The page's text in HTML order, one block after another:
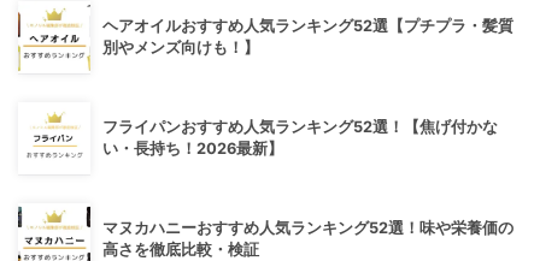
ヘアオイルおすすめ人気ランキング52選【プチプラ・髪質
別やメンズ向けも！】
フライパンおすすめ人気ランキング52選！【焦げ付かな
い・長持ち！2026最新】
マヌカハニーおすすめ人気ランキング52選！味や栄養価の
高さを徹底比較・検証